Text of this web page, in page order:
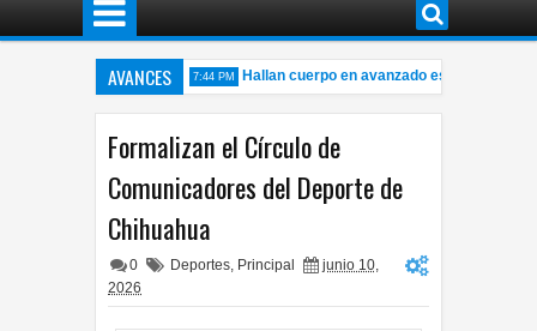
AVANCES
Granjas Sacramento 7:44 PM
Hallan cuerpo en avanzado estado de
Formalizan el Círculo de
Comunicadores del Deporte de
Chihuahua
0 Deportes, Principal
junio 10,
2026